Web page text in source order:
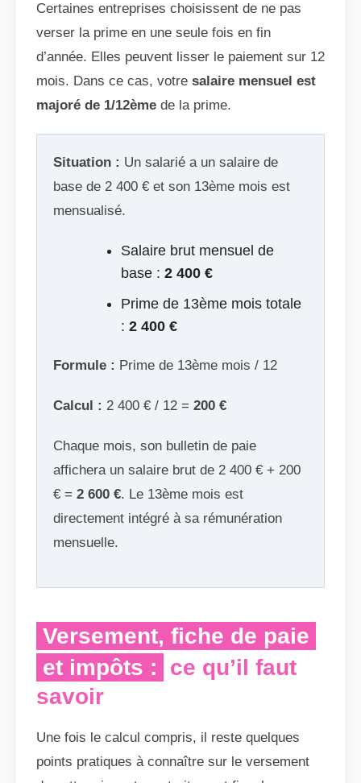
Certaines entreprises choisissent de ne pas
verser la prime en une seule fois en fin
d’année. Elles peuvent lisser le paiement sur 12
mois. Dans ce cas, votre salaire mensuel est
majoré de 1/12ème de la prime.
Situation : Un salarié a un salaire de
base de 2 400 € et son 13ème mois est
mensualisé.
Salaire brut mensuel de
base : 2 400 €
Prime de 13ème mois totale
: 2 400 €
Formule : Prime de 13ème mois / 12
Calcul : 2 400 € / 12 = 200 €
Chaque mois, son bulletin de paie
affichera un salaire brut de 2 400 € + 200
€ = 2 600 €. Le 13ème mois est
directement intégré à sa rémunération
mensuelle.
Versement, fiche de paie
et impôts :
ce qu’il faut
savoir
Une fois le calcul compris, il reste quelques
points pratiques à connaître sur le versement